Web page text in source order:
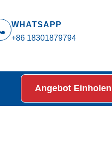
WHATSAPP
+86 18301879794
Angebot Einholen